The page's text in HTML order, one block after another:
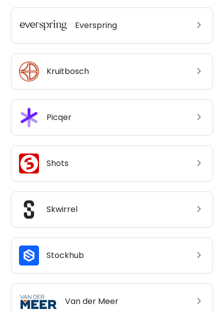
Everspring
Kruitbosch
Picqer
Shots
Skwirrel
Stockhub
Van der Meer